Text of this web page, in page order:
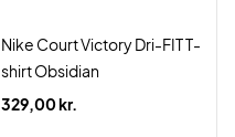
Nike Court Victory Dri-FIT T-
shirt Obsidian
329,00 kr.